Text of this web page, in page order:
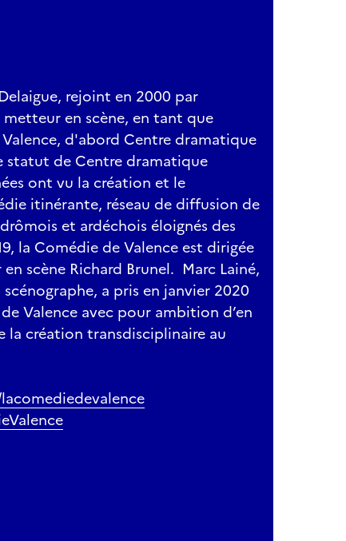
rejoint en 2000 par
en scène, en tant que
d'abord Centre dramatique
statut de Centre dramatique
ont vu la création et le
itinérante, réseau de diffusion de
et ardéchois éloignés des
la Comédie de Valence est dirigée
scène Richard Brunel. Marc Lainé,
a pris en janvier 2020
Valence avec pour ambition d’en
la création transdisciplinaire au